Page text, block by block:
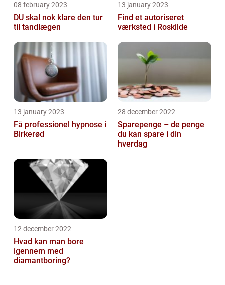
08 february 2023
DU skal nok klare den tur
til tandlægen
13 january 2023
Find et autoriseret
værksted i Roskilde
13 january 2023
Få professionel hypnose i
Birkerød
28 december 2022
Sparepenge – de penge
du kan spare i din
hverdag
12 december 2022
Hvad kan man bore
igennem med
diamantboring?